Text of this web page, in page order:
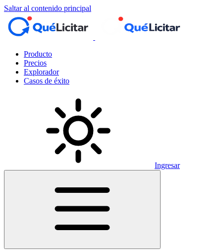
Saltar al contenido principal
Producto
Precios
Explorador
Casos de éxito
Ingresar